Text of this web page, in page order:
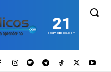
21
casiMedicos.com